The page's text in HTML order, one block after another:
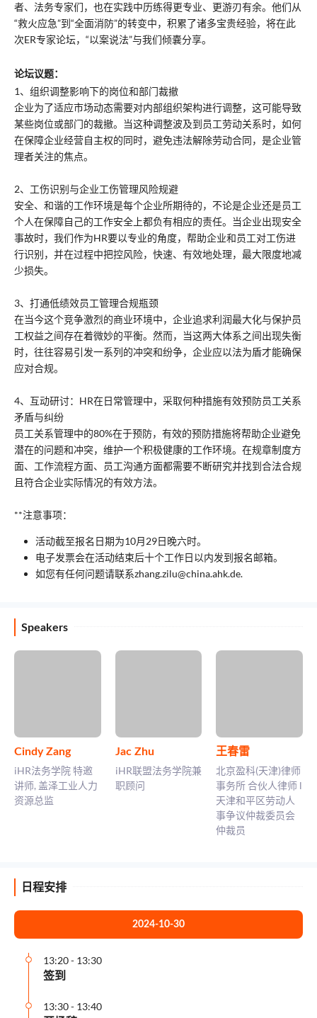
者、法务专家们，也在实践中历练得更专业、更游刃有余。他们从
“救火应急”到“全面消防”的转变中，积累了诸多宝贵经验，将在此
次ER专家论坛，“以案说法”与我们倾嚢分享。
论坛议题：
1、组织调整影响下的岗位和部门裁撤
企业为了适应市场动态需要对内部组织架构进行调整，这可能导致
某些岗位或部门的裁撤。当这种调整波及到员工劳动关系时，如何
在保障企业经营自主权的同时，避免违法解除劳动合同，是企业管
理者关注的焦点。
2、工伤识别与企业工伤管理风险规避
安全、和谐的工作环境是每个企业所期待的，不论是企业还是员工
个人在保障自己的工作安全上都负有相应的责任。当企业出现安全
事故时，我们作为HR要以专业的角度，帮助企业和员工对工伤进
行识别，并在过程中把控风险，快速、有效地处理，最大限度地减
少损失。
3、打通低绩效员工管理合规瓶颈
在当今这个竞争激烈的商业环境中，企业追求利润最大化与保护员
工权益之间存在着微妙的平衡。然而，当这两大体系之间出现失衡
时，往往容易引发一系列的冲突和纷争，企业应以法为盾才能确保
应对合规。
4、互动研讨：HR在日常管理中，采取何种措施有效预防员工关系
矛盾与纠纷
员工关系管理中的80%在于预防，有效的预防措施将帮助企业避免
潜在的问题和冲突，维护一个积极健康的工作环境。在规章制度方
面、工作流程方面、员工沟通方面都需要不断研究并找到合法合规
且符合企业实际情况的有效方法。
**注意事项：
活动截至报名日期为10月29日晚六时。
电子发票会在活动结束后十个工作日以内发到报名邮箱。
如您有任何问题请联系zhang.zilu@china.ahk.de.
Speakers
Cindy Zang
iHR法务学院 特邀
讲师, 盖泽工业人力
资源总监
Jac Zhu
iHR联盟法务学院兼
职顾问
王春雷
北京盈科(天津)律师
事务所 合伙人律师 l
天津和平区劳动人
事争议仲裁委员会
仲裁员
日程安排
2024-10-30
13:20- 13:30
签到
13:30- 13:40